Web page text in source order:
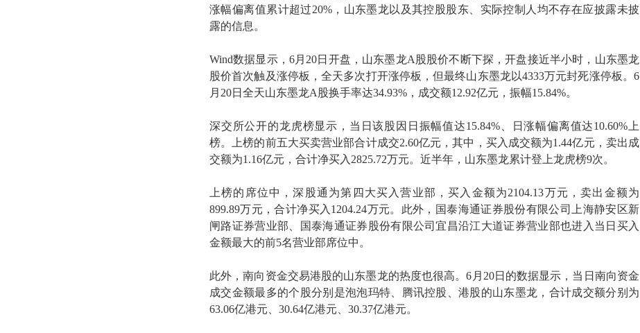
涨幅偏离值累计超过20%，山东墨龙以及其控股股东、实际控制人均不存在应披露未披
露的信息。
Wind数据显示，6月20日开盘，山东墨龙A股股价不断下探，开盘接近半小时，山东墨龙
股价首次触及涨停板，全天多次打开涨停板，但最终山东墨龙以4333万元封死涨停板。6
月20日全天山东墨龙A股换手率达34.93%，成交额12.92亿元，振幅15.84%。
深交所公开的龙虎榜显示，当日该股因日振幅值达15.84%、日涨幅偏离值达10.60%上
榜。上榜的前五大买卖营业部合计成交2.60亿元，其中，买入成交额为1.44亿元，卖出成
交额为1.16亿元，合计净买入2825.72万元。近半年，山东墨龙累计登上龙虎榜9次。
上榜的席位中，深股通为第四大买入营业部，买入金额为2104.13万元，卖出金额为
899.89万元，合计净买入1204.24万元。此外，国泰海通证券股份有限公司上海静安区新
闸路证券营业部、国泰海通证券股份有限公司宜昌沿江大道证券营业部也进入当日买入
金额最大的前5名营业部席位中。
此外，南向资金交易港股的山东墨龙的热度也很高。6月20日的数据显示，当日南向资金
成交金额最多的个股分别是泡泡玛特、腾讯控股、港股的山东墨龙，合计成交额分别为
63.06亿港元、30.64亿港元、30.37亿港元。